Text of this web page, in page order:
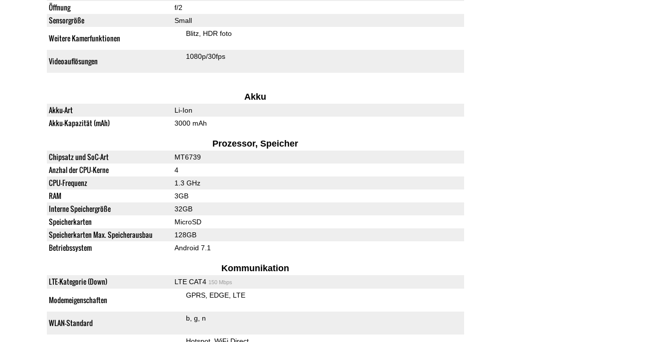
Öffnung f/2
Sensorgröße Small
Weitere Kamerfunktionen Blitz HDR foto
Videoauflösungen 1080p/30fps
Akku
Akku-Art Li-Ion
Akku-Kapazität (mAh) 3000 mAh
Prozessor, Speicher
Chipsatz und SoC-Art MT6739
Anzhal der CPU-Kerne 4
CPU-Frequenz 1.3 GHz
RAM 3GB
Interne Speichergröße 32GB
Speicherkarten MicroSD
Speicherkarten Max. Speicherausbau 128GB
Betriebssystem Android 7.1
Kommunikation
LTE-Kategorie (Down) LTE CAT4 150 Mbps
Modemeigenschaften GPRS EDGE LTE
WLAN-Standard b g n